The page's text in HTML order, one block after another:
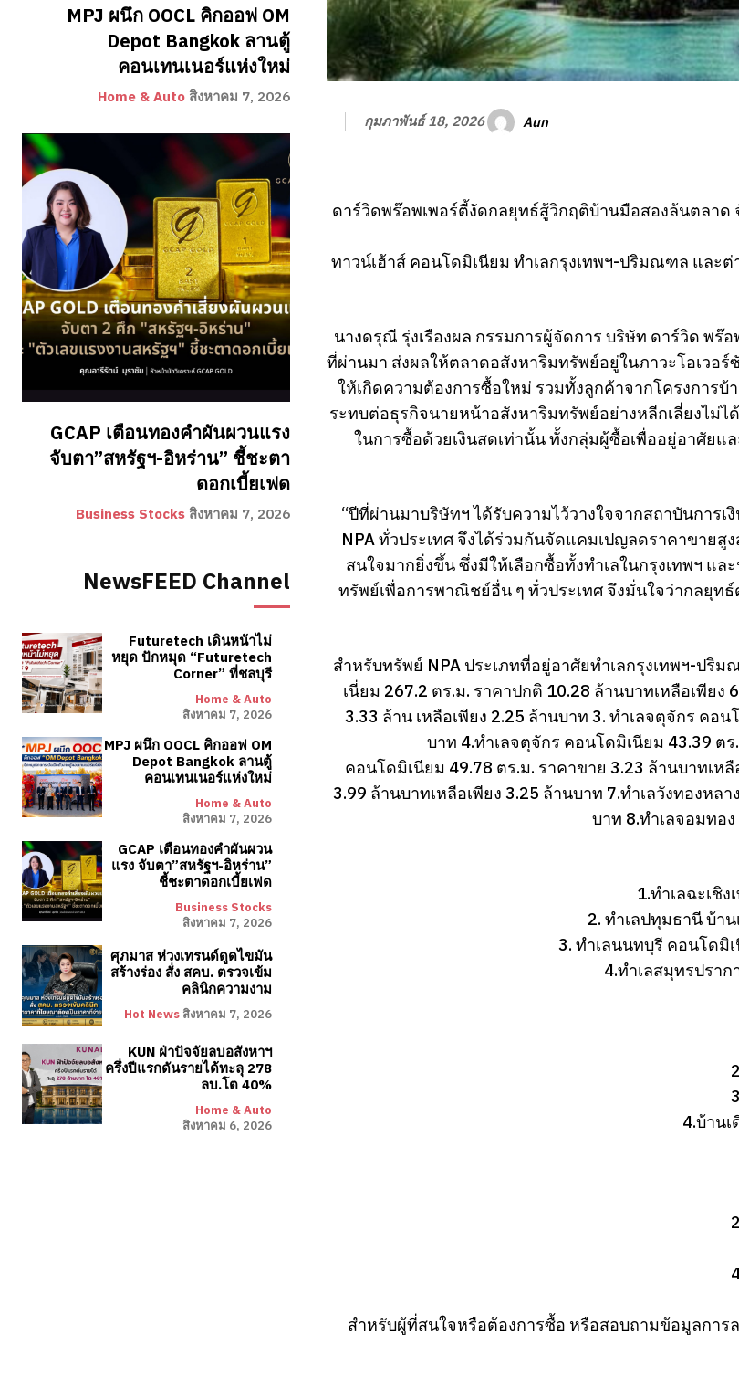
MPJ ผนึก OOCL คิกออฟ OM
Depot Bangkok ลานตู้
คอนเทนเนอร์แห่งใหม่
Home & Auto สิงหาคม 7, 2026
GCAP เตือนทองคำผันผวนแรง
จับตา”สหรัฐฯ-อิหร่าน” ชี้ชะตา
ดอกเบี้ยเฟด
Business Stocks สิงหาคม 7, 2026
NewsFEED Channel
Futuretech เดินหน้าไม่
หยุด ปักหมุด “Futuretech
Corner” ที่ชลบุรี
Home & Auto
สิงหาคม 7, 2026
MPJ ผนึก OOCL คิกออฟ OM
Depot Bangkok ลานตู้
คอนเทนเนอร์แห่งใหม่
Home & Auto
สิงหาคม 7, 2026
GCAP เตือนทองคำผันผวน
แรง จับตา”สหรัฐฯ-อิหร่าน”
ชี้ชะตาดอกเบี้ยเฟด
Business Stocks
สิงหาคม 7, 2026
ศุภมาส ห่วงเทรนด์ดูดไขมัน
สร้างร่อง สั่ง สคบ. ตรวจเข้ม
คลินิกความงาม
Hot News สิงหาคม 7, 2026
KUN ฝ่าปัจจัยลบอสังหาฯ
ครึ่งปีแรกดันรายได้ทะลุ 278
ลบ.โต 40%
Home & Auto
สิงหาคม 6, 2026
กุมภาพันธ์ 18, 2026 Aun
ดาร์วิดพร๊อพเพอร์ตี้งัดกลยุทธ์สู้วิกฤติบ้านมือสองล้นตลา
ทาวน์เฮ้าส์ คอนโดมิเนียม ทำเลกรุงเทพฯ-ปริมณฑล และ
นางดรุณี รุ่งเรืองผล กรรมการผู้จัดการ บริษัท ดาร์วิด พร๊
ที่ผ่านมา ส่งผลให้ตลาดอสังหาริมทรัพย์อยู่ในภาวะโอเวอ
ให้เกิดความต้องการซื้อใหม่ รวมทั้งลูกค้าจากโครงการ
ระทบต่อธุรกิจนายหน้าอสังหาริมทรัพย์อย่างหลีกเลี่ยงไม่
ในการซื้อด้วยเงินสดเท่านั้น ทั้งกลุ่มผู้ซื้อเพื่ออยู่อาศัย
“ปีที่ผ่านมาบริษัทฯ ได้รับความไว้วางใจจากสถาบันการ
NPA ทั่วประเทศ จึงได้ร่วมกันจัดแคมเปญลดราคาขาย
สนใจมากยิ่งขึ้น ซึ่งมีให้เลือกซื้อทั้งทำเลในกรุงเทพฯ แ
ทรัพย์เพื่อการพาณิชย์อื่น ๆ ทั่วประเทศ จึงมั่นใจว่ากลยุท
สำหรับทรัพย์ NPA ประเภทที่อยู่อาศัยทำเลกรุงเทพฯ-ป
เนี่ยม 267.2 ตร.ม. ราคาปกติ 10.28 ล้านบาทเหลือเพีย
3.33 ล้าน เหลือเพียง 2.25 ล้านบาท 3. ทำเลจตุจักร คอ
บาท 4.ทำเลจตุจักร คอนโดมิเนียม 43.39 ต
คอนโดมิเนียม 49.78 ตร.ม. ราคาขาย 3.23 ล้านบาทเห
3.99 ล้านบาทเหลือเพียง 3.25 ล้านบาท 7.ทำเลวังทองหล
บาท 8.ทำเลจอมทอ
1.ทำเลฉะเชิ
2. ทำเลปทุมธานี บ้า
3. ทำเลนนทบุรี คอนโดมิ
4.ทำเลสมุทรปรา
4.บ้าน
สำหรับผู้ที่สนใจหรือต้องการซื้อ หรือสอบถามข้อมูลการ